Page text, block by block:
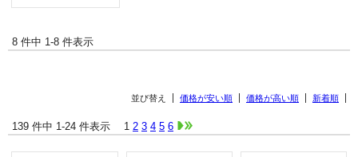
8 件中 1-8 件表示
並び替え 価格が安い順 価格が高い順 新着順
139 件中 1-24 件表示 1 2 3 4 5 6